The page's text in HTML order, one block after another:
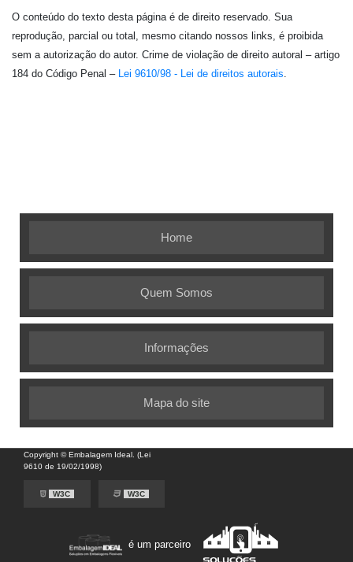
O conteúdo do texto desta página é de direito reservado. Sua
reprodução, parcial ou total, mesmo citando nossos links, é proibida
sem a autorização do autor. Crime de violação de direito autoral – artigo
184 do Código Penal – Lei 9610/98 - Lei de direitos autorais.
Home
Quem Somos
Informações
Mapa do site
Copyright © Embalagem Ideal. (Lei
9610 de 19/02/1998)
W3C W3C
é um parceiro